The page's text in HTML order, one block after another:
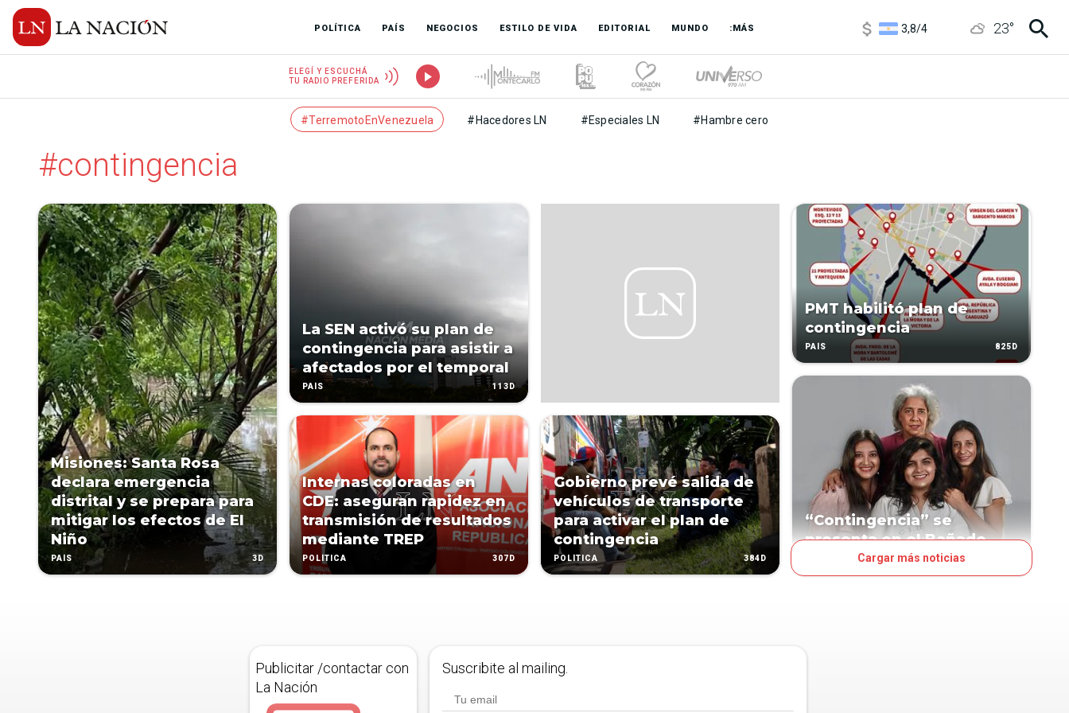
POLÍTICA PAÍS NEGOCIOS ESTILO DE VIDA EDITORIAL MUNDO :MÁS
3,8/4
23°
ELEGÍ Y ESCUCHÁ
TU RADIO PREFERIDA
#TerremotoEnVenezuela #Hacedores LN #Especiales LN #Hambre cero
#contingencia
Misiones: Santa Rosa
declara emergencia
distrital y se prepara para
mitigar los efectos de El
Niño
PAÍS 3D
La SEN activó su plan de
contingencia para asistir a
afectados por el temporal
PAÍS 113D
Internas coloradas en
CDE: aseguran rapidez en
transmisión de resultados
mediante TREP
POLÍTICA 307D
Gobierno prevé salida de
vehículos de transporte
para activar el plan de
contingencia
POLÍTICA 384D
PMT habilitó plan de
contingencia
PAÍS 825D
“Contingencia” se
presenta en el Bañado
LA NACIÓN DEL FINDECargar más noticias
Publicitar /contactar con
La Nación
Suscribite al mailing.